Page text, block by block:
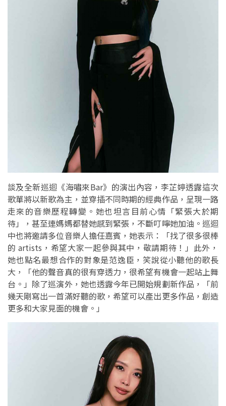
談及全新巡迴《海嘯來Bar》的演出內容，李芷婷透露這次
歌單將以新歌為主，並穿插不同時期的經典作品，呈現一路
走來的音樂歷程轉變。她也坦言目前心情「緊張大於期
待」，甚至連媽媽都替她感到緊張，不斷叮嚀她加油。巡迴
中也將邀請多位音樂人擔任嘉賓，她表示：「找了很多很棒
的 artists，希望大家一起參與其中，敬請期待！」此外，
她也點名最想合作的對象是范逸臣，笑說從小聽他的歌長
大，「他的聲音真的很有穿透力，很希望有機會一起站上舞
台。」除了巡演外，她也透露今年已開始規劃新作品，「前
幾天剛寫出一首滿好聽的歌，希望可以產出更多作品，創造
更多和大家見面的機會。」